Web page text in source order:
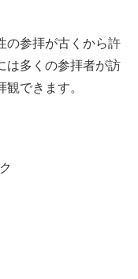
の参拝が古くから許
は多くの参拝者が訪
できます。